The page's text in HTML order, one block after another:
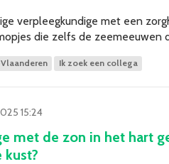
verpleegkundige met een
die zelfs de zeemeeuwen
Ik zoek een collega
15:24
met de zon in het hart
kust?